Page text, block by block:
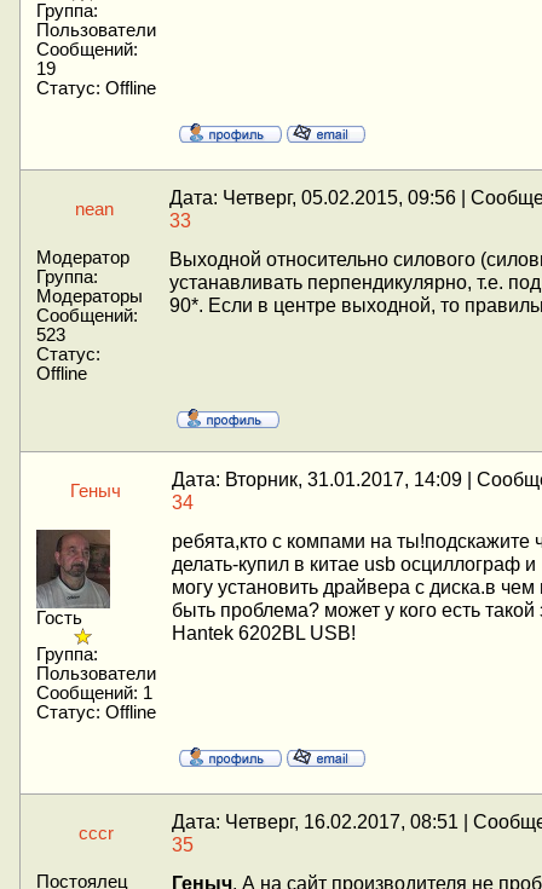
Группа:
Пользователи
Сообщений:
19
Статус: Offline
nean
Дата: Четверг, 05.02.2015, 09:56 |
33
Модератор
Группа:
Модераторы
Сообщений:
523
Статус:
Offline
Выходной относительно силового
устанавливать перпендикулярно, т.е.
90*. Если в центре выходной, то
Геныч
Дата: Вторник, 31.01.2017, 14:09 |
34
Гость
Группа:
Пользователи
Сообщений: 1
Статус: Offline
ребята,кто с компами на ты!подскажите
делать-купил в китае usb осциллограф и
могу установить драйвера с диска.в
быть проблема? может у кого есть такой
Hantek 6202BL USB!
cccr
Дата: Четверг, 16.02.2017, 08:51 |
35
Постоялец Геныч, А на сайт производителя не